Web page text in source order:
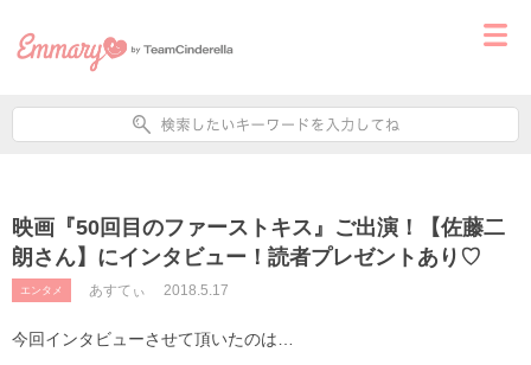
映画『50回目のファーストキス』ご出演！【佐藤二
朗さん】にインタビュー！読者プレゼントあり♡
エンタメ あすてぃ 2018.5.17
今回インタビューさせて頂いたのは…